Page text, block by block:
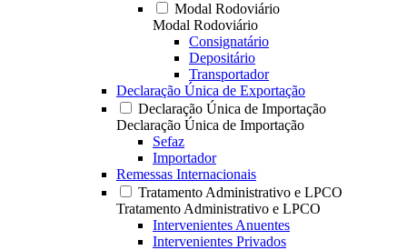
Modal Rodoviário
Modal Rodoviário
Consignatário
Depositário
Transportador
Declaração Única de Exportação
Declaração Única de Importação
Declaração Única de Importação
Sefaz
Importador
Remessas Internacionais
Tratamento Administrativo e LPCO
Tratamento Administrativo e LPCO
Intervenientes Anuentes
Intervenientes Privados